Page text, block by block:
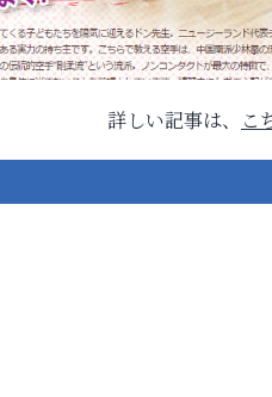
詳しい記事は、 こ